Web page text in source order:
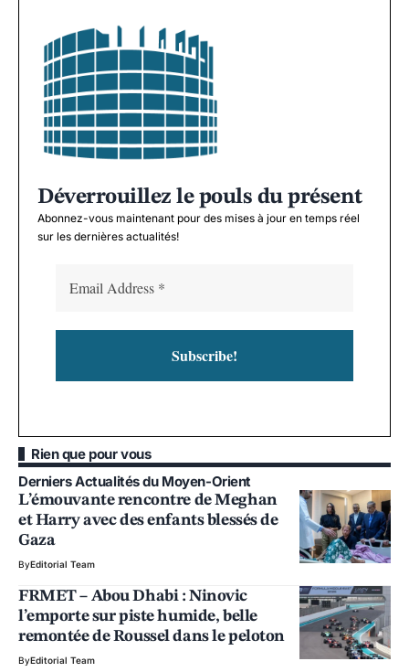
Déverrouillez le pouls du présent
Abonnez-vous maintenant pour des mises à jour en temps réel
sur les dernières actualités!
Rien que pour vous
Derniers Actualités du Moyen-Orient
L’émouvante rencontre de Meghan
et Harry avec des enfants blessés de
Gaza
ByEditorial Team
FRMET – Abou Dhabi : Ninovic
l’emporte sur piste humide, belle
remontée de Roussel dans le peloton
ByEditorial Team